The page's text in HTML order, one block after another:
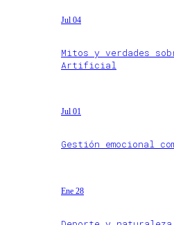
Jul 04
Mitos y verdades
Artificial
Jul 01
Gestión emocional
Ene 28